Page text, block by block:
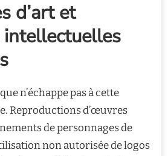
d’art et
n’échappe pas à cette
Reproductions d’œuvres
de personnages de
non autorisée de logos